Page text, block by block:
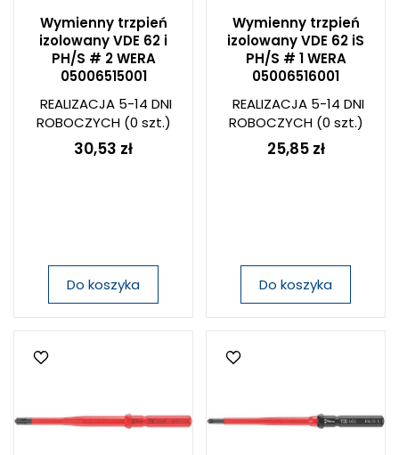
Wymienny trzpień
izolowany VDE 62 i
PH/S # 2 WERA
05006515001
REALIZACJA 5-14 DNI
ROBOCZYCH(0 szt.)
30,53 zł
Do koszyka
Wymienny trzpień
izolowany VDE 62 iS
PH/S # 1 WERA
05006516001
REALIZACJA 5-14 DNI
ROBOCZYCH(0 szt.)
25,85 zł
Do koszyka